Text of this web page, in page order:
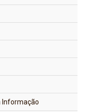
Informação